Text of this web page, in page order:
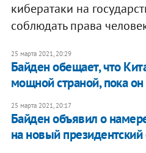
кибератаки на
соблюдать права
25 марта 2021, 20:29
Байден обещает, что
мощной страной, пока
25 марта 2021, 20:17
Байден объявил о
на новый президентский